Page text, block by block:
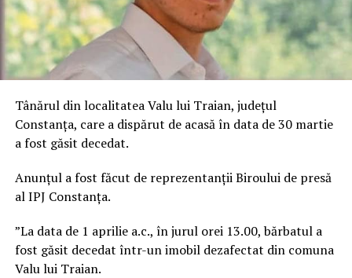
Tânărul din localitatea Valu lui Traian, județul
Constanța, care a dispărut de acasă în data de 30 martie
a fost găsit decedat.
Anunțul a fost făcut de reprezentanții Biroului de presă
al IPJ Constanța.
”La data de 1 aprilie a.c., în jurul orei 13.00, bărbatul a
fost găsit decedat într-un imobil dezafectat din comuna
Valu lui Traian.